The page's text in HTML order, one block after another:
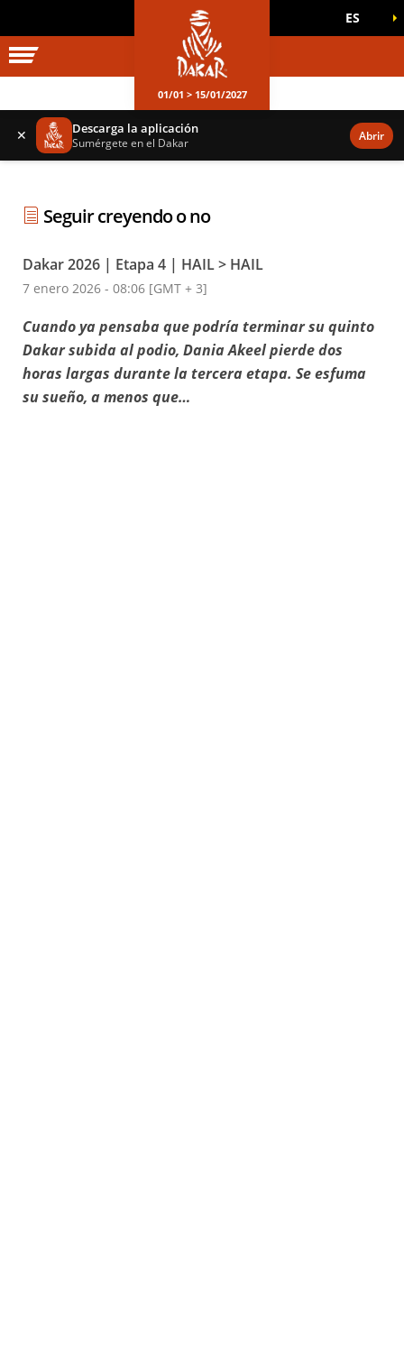
DAKAR
OFICIALES ES
01/01 > 15/01/2027
✕ Descarga la aplicación
Sumérgete en el Dakar Abrir
Seguir creyendo o no
Dakar 2026 | Etapa 4 | HAIL > HAIL
7 enero 2026 - 08:06 [GMT + 3]
Cuando ya pensaba que podría terminar su quinto
Dakar subida al podio, Dania Akeel pierde dos
horas largas durante la tercera etapa. Se esfuma
su sueño, a menos que…